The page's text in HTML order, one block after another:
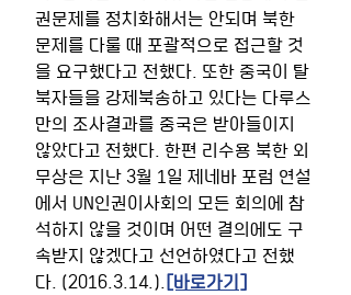
권문제를 정치화해서는 안되며 북한
문제를 다룰 때 포괄적으로 접근할 것
을 요구했다고 전했다. 또한 중국이 탈
북자들을 강제북송하고 있다는 다루스
만의 조사결과를 중국은 받아들이지
않았다고 전했다. 한편 리수용 북한 외
무상은 지난 3월 1일 제네바 포럼 연설
에서 UN인권이사회의 모든 회의에 참
석하지 않을 것이며 어떤 결의에도 구
속받지 않겠다고 선언하였다고 전했
다. (2016.3.14.).[바로가기]